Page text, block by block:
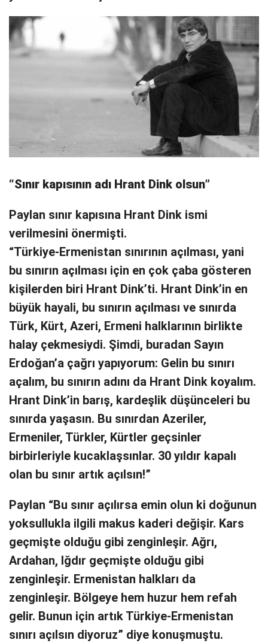
“Sınır kapısının adı Hrant Dink olsun”
Paylan sınır kapısına Hrant Dink ismi
verilmesini önermişti.
“Türkiye-Ermenistan sınırının açılması, yani
bu sınırın açılması için en çok çaba gösteren
kişilerden biri Hrant Dink’ti. Hrant Dink’in en
büyük hayali, bu sınırın açılması ve sınırda
Türk, Kürt, Azeri, Ermeni halklarının birlikte
halay çekmesiydi. Şimdi, buradan Sayın
Erdoğan’a çağrı yapıyorum: Gelin bu sınırı
açalım, bu sınırın adını da Hrant Dink koyalım.
Hrant Dink’in barış, kardeşlik düşünceleri bu
sınırda yaşasın. Bu sınırdan Azeriler,
Ermeniler, Türkler, Kürtler geçsinler
birbirleriyle kucaklaşsınlar. 30 yıldır kapalı
olan bu sınır artık açılsın!”
Paylan “Bu sınır açılırsa emin olun ki doğunun
yoksullukla ilgili makus kaderi değişir. Kars
geçmişte olduğu gibi zenginleşir. Ağrı,
Ardahan, Iğdır geçmişte olduğu gibi
zenginleşir. Ermenistan halkları da
zenginleşir. Bölgeye hem huzur hem refah
gelir. Bunun için artık Türkiye-Ermenistan
sınırı açılsın diyoruz” diye konuşmuştu.